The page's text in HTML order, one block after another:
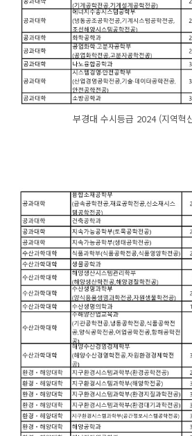
부경대 수시등급 2024 (지역혁